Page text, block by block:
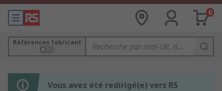
0
Références fabricant
Vous avez été redirigé(e) vers RS